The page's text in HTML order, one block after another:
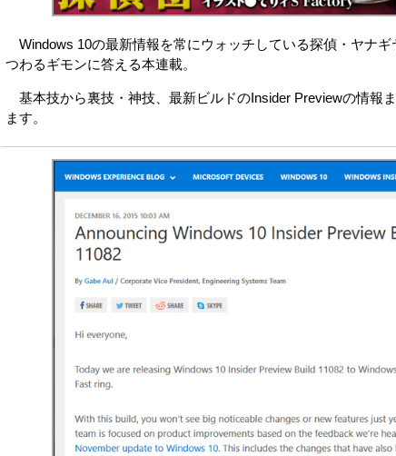
Windows 10の最新情報を常にウォッチしている探偵・ヤナギ
つわるギモンに答える本連載。
基本技から裏技・神技、最新ビルドのInsider Previewの情報
ます。